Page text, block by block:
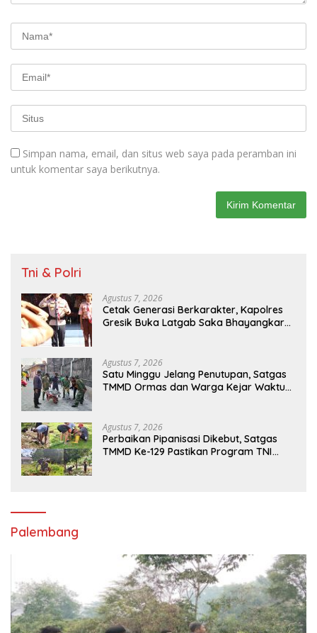
Simpan nama, email, dan situs web saya pada peramban ini
untuk komentar saya berikutnya.
Tni & Polri
Agustus 7, 2026
Cetak Generasi Berkarakter, Kapolres
Gresik Buka Latgab Saka Bhayangkara
Agustus 7, 2026
Satu Minggu Jelang Penutupan, Satgas
TMMD Ormas dan Warga Kejar Waktu
Agustus 7, 2026
Perbaikan Pipanisasi Dikebut, Satgas
TMMD Ke-129 Pastikan Program TNI
Palembang